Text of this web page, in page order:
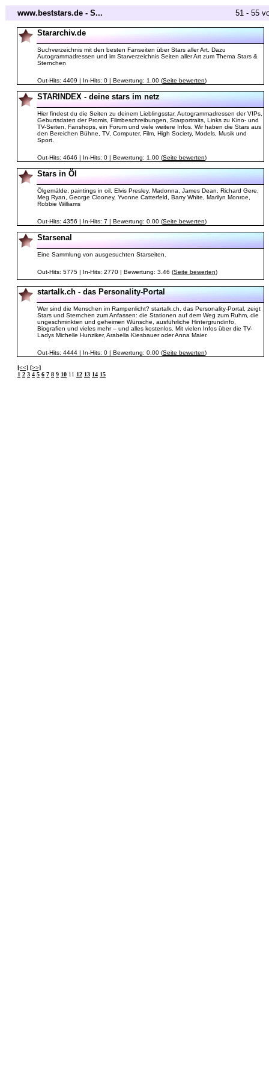
www.beststars.de - S... 51 - 55
Stararchiv.de
Suchverzeichnis mit den besten Fanseiten über Stars aller Art. Dazu
Autogrammadressen und im Starverzeichnis Seiten aller Art zum Thema Stars &
Sternchen
Out-Hits: 4409 | In-Hits: 0 | Bewertung: 1.00 (Seite bewerten)
STARINDEX - deine stars im netz
Hier findest du die Seiten zu deinem Lieblingsstar, Autogrammadressen der VIPs,
Geburtsdaten der Promis, Filmbeschreibungen, Starportraits, Links zu Kino- und
TV-Seiten, Fanshops, ein Forum und viele weitere Infos. Wir haben die Stars aus
den Bereichen Bühne, TV, Computer, Film, High Society, Models, Musik und
Sport.
Out-Hits: 4646 | In-Hits: 0 | Bewertung: 1.00 (Seite bewerten)
Stars in Öl
Ölgemälde, paintings in oil, Elvis Presley, Madonna, James Dean, Richard Gere,
Meg Ryan, George Clooney, Yvonne Catterfeld, Barry White, Marilyn Monroe,
Robbie Williams
Out-Hits: 4356 | In-Hits: 7 | Bewertung: 0.00 (Seite bewerten)
Starsenal
Eine Sammlung von ausgesuchten Starseiten.
Out-Hits: 5775 | In-Hits: 2770 | Bewertung: 3.46 (Seite bewerten)
startalk.ch - das Personality-Portal
Wer sind die Menschen im Rampenlicht? startalk.ch, das Personality-Portal, zeigt
Stars und Sternchen zum Anfassen: die Stationen auf dem Weg zum Ruhm, die
ungeschminkten und geheimen Wünsche, ausführliche Hintergrundinfo,
Biografien und vieles mehr – und alles kostenlos. Mit vielen Infos über die TV-
Ladys Michelle Hunziker, Arabella Kiesbauer oder Anna Maier.
Out-Hits: 4444 | In-Hits: 0 | Bewertung: 0.00 (Seite bewerten)
[<<] [>>]
1 2 3 4 5 6 7 8 9 10 11 12 13 14 15